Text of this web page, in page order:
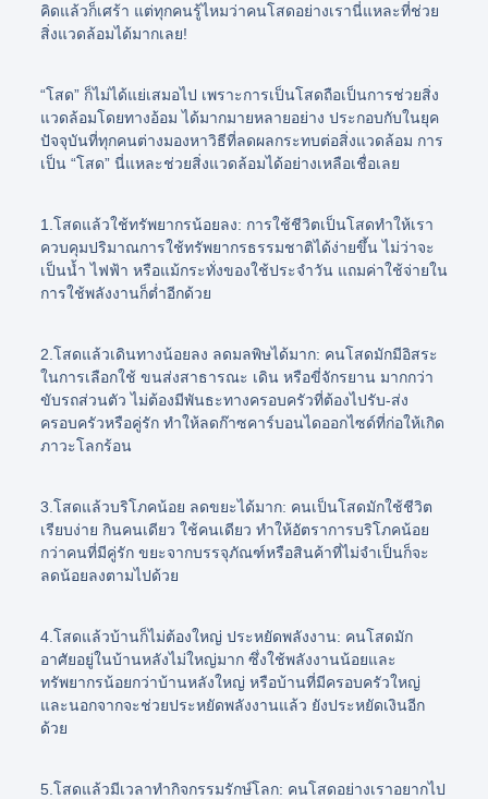
คิดแล้วก็เศร้า แต่ทุกคนรู้ไหมว่าคนโสดอย่างเรานี่แหละที่ช่วย
สิ่งแวดล้อมได้มากเลย!
“โสด” ก็ไม่ได้แย่เสมอไป เพราะการเป็นโสดถือเป็นการช่วยสิ่ง
แวดล้อมโดยทางอ้อม ได้มากมายหลายอย่าง ประกอบกับในยุค
ปัจจุบันที่ทุกคนต่างมองหาวิธีที่ลดผลกระทบต่อสิ่งแวดล้อม การ
เป็น “โสด” นี่แหละช่วยสิ่งแวดล้อมได้อย่างเหลือเชื่อเลย
1 .โสดแล้วใช้ทรัพยากรน้อยลง: การใช้ชีวิตเป็นโสดทำให้เรา
ควบคุมปริมาณการใช้ทรัพยากรธรรมชาติได้ง่ายขึ้น ไม่ว่าจะ
เป็นน้ำ ไฟฟ้า หรือแม้กระทั่งของใช้ประจำวัน แถมค่าใช้จ่ายใน
การใช้พลังงานก็ต่ำอีกด้วย
2.โสดแล้วเดินทางน้อยลง ลดมลพิษได้มาก: คนโสดมักมีอิสระ
ในการเลือกใช้ ขนส่งสาธารณะ เดิน หรือขี่จักรยาน มากกว่า
ขับรถส่วนตัว ไม่ต้องมีพันธะทางครอบครัวที่ต้องไปรับ-ส่ง
ครอบครัวหรือคู่รัก ทำให้ลดก๊าซคาร์บอนไดออกไซด์ที่ก่อให้เกิด
ภาวะโลกร้อน
3.โสดแล้วบริโภคน้อย ลดขยะได้มาก: คนเป็นโสดมักใช้ชีวิต
เรียบง่าย กินคนเดียว ใช้คนเดียว ทำให้อัตราการบริโภคน้อย
กว่าคนที่มีคู่รัก ขยะจากบรรจุภัณฑ์หรือสินค้าที่ไม่จำเป็นก็จะ
ลดน้อยลงตามไปด้วย
4.โสดแล้วบ้านก็ไม่ต้องใหญ่ ประหยัดพลังงาน: คนโสดมัก
อาศัยอยู่ในบ้านหลังไม่ใหญ่มาก ซึ่งใช้พลังงานน้อยและ
ทรัพยากรน้อยกว่าบ้านหลังใหญ่ หรือบ้านที่มีครอบครัวใหญ่
และนอกจากจะช่วยประหยัดพลังงานแล้ว ยังประหยัดเงินอีก
ด้วย
5.โสดแล้วมีเวลาทำกิจกรรมรักษ์โลก: คนโสดอย่างเราอยากไป